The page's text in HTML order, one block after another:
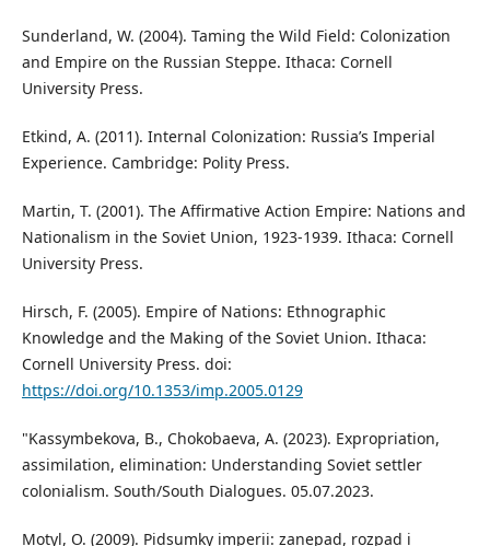
Sunderland, W. (2004). Taming the Wild Field: Colonization
and Empire on the Russian Steppe. Ithaca: Cornell
University Press.
Etkind, A. (2011). Internal Colonization: Russia’s Imperial
Experience. Cambridge: Polity Press.
Martin, T. (2001). The Affirmative Action Empire: Nations and
Nationalism in the Soviet Union, 1923-1939. Ithaca: Cornell
University Press.
Hirsch, F. (2005). Empire of Nations: Ethnographic
Knowledge and the Making of the Soviet Union. Ithaca:
Cornell University Press. doi:
https://doi.org/10.1353/imp.2005.0129
"Kassymbekova, B., Chokobaeva, A. (2023). Expropriation,
assimilation, elimination: Understanding Soviet settler
colonialism. South/South Dialogues. 05.07.2023.
Motyl, O. (2009). Pidsumky imperii: zanepad, rozpad i